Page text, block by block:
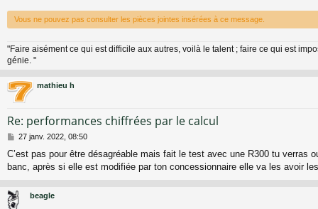
g
e
Vous ne pouvez pas consulter les pièces jointes insérées à ce message.
"Faire aisément ce qui est difficile aux autres, voilà le talent ; faire ce qui est
génie. "
mathieu h
Re: performances chiffrées par le calcul
M
s
s
g
e
27 janv. 2022, 08:50
C’est pas pour être désagréable mais fait le test avec une R300 tu verras
banc, après si elle est modifiée par ton concessionnaire elle va les avoir
beagle